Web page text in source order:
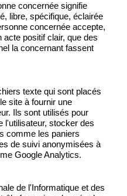
concernée signifie
libre, spécifique, éclairée
concernée accepte,
acte positif clair, que des
la concernant fassent
texte qui sont placés
site à fournir une
Ils sont utilisés pour
l'utilisateur, stocker des
comme les paniers
de suivi anonymisées à
Google Analytics.
de l'Informatique et des